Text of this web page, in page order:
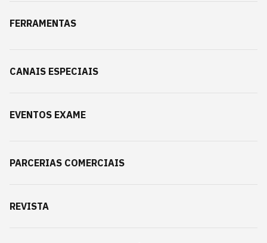
FERRAMENTAS
CANAIS ESPECIAIS
EVENTOS EXAME
PARCERIAS COMERCIAIS
REVISTA